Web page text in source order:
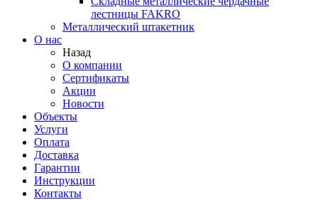
лестницы FAKRO
Металлический штакетник
О нас
Назад
О компании
Сертификаты
Акции
Новости
Объекты
Услуги
Оплата
Доставка
Гарантии
Инструкции
Контакты